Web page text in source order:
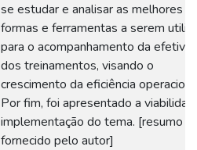
se estudar e analisar as melhores
formas e ferramentas a serem
para o acompanhamento da
dos treinamentos, visando o
crescimento da eficiência
Por fim, foi apresentado a
implementação do tema. [resumo
fornecido pelo autor]